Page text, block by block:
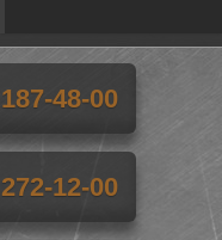
48-00
12-00